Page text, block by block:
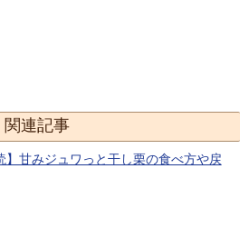
関連記事
】甘みジュワっと干し栗の食べ方や戻